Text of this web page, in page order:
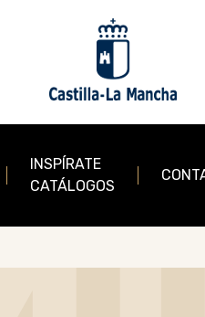
INSPÍRATE
CATÁLOGOS